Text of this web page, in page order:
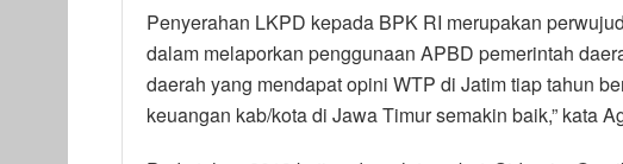
Penyerahan LKPD kepada BPK RI merupakan
dalam melaporkan penggunaan APBD pemerintah
daerah yang mendapat opini WTP di Jatim tiap tahun
keuangan kab/kota di Jawa Timur semakin baik,” kata